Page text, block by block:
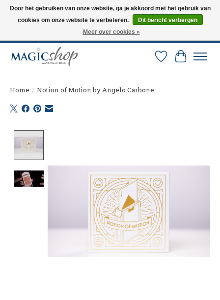
Altijd de nieuwste trucs op voorraad. Snelle verzending via PostNL en DHL.
Langskomen in onze winkel? Bel of mail om een afspraak te maken. 0251-
Verlanglijst
Home / Notion of Motion by Angelo Carbone
Door het gebruiken van onze website, ga je akkoord met het gebruik van
cookies om onze website te verbeteren.
Dit bericht verbergen
Meer over cookies »